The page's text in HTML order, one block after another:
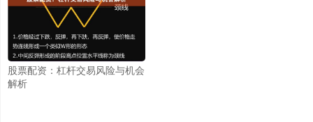
股票配资：杠杆交易风险与机会
解析